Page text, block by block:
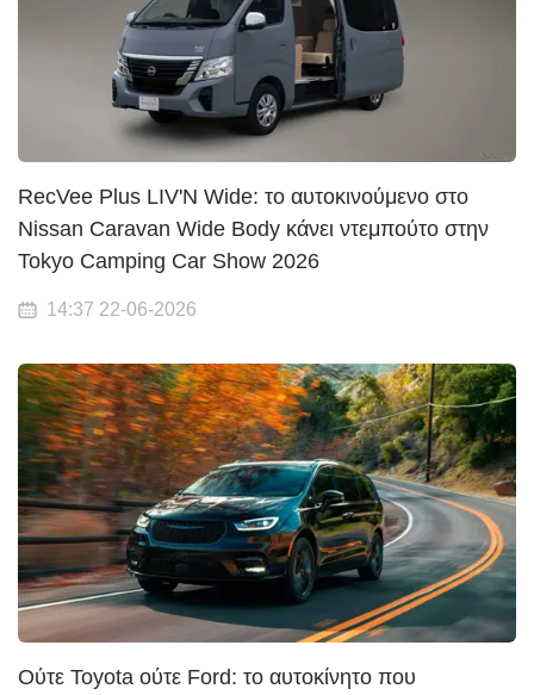
RecVee Plus LIV'N Wide: το αυτοκινούμενο στο
Nissan Caravan Wide Body κάνει ντεμπούτο στην
Tokyo Camping Car Show 2026
14:37 22-06-2026
Ούτε Toyota ούτε Ford: το αυτοκίνητο που